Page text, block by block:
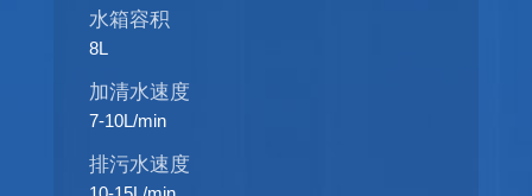
水箱容积
8L
加清水速度
7-10L/min
排污水速度